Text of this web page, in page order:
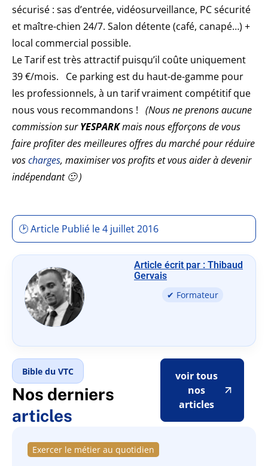
sécurisé : sas d’entrée, vidéosurveillance, PC sécurité
et maître-chien 24/7. Salon détente (café, canapé…) +
local commercial possible.
Le Tarif est très attractif puisqu’il coûte uniquement
39 €/mois. Ce parking est du haut-de-gamme pour
les professionnels, à un tarif vraiment compétitif que
nous vous recommandons ! (Nous ne prenons aucune
commission surYESPARKmais nous efforçons de vous
faire profiter des meilleures offres du marché pour réduire
voscharges, maximiser vos profits et vous aider à devenir
indépendant 🙂 )
🕑 Article Publié le 4 juillet 2016
Article écrit par : Thibaud
Gervais
✔ Formateur
Bible du VTC
Nos derniers
articles
voir tous
nos
articles
Exercer le métier au quotidien